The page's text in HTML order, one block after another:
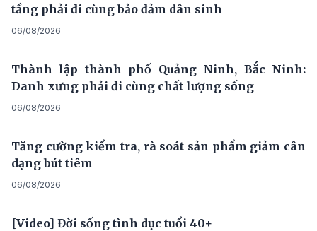
tầng phải đi cùng bảo đảm dân sinh
06/08/2026
Thành lập thành phố Quảng Ninh, Bắc Ninh:
Danh xưng phải đi cùng chất lượng sống
06/08/2026
Tăng cường kiểm tra, rà soát sản phẩm giảm cân
dạng bút tiêm
06/08/2026
[Video] Đời sống tình dục tuổi 40+